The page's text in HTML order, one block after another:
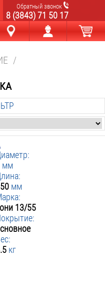
Обратный звонок
8 (3843) 71 50 17
/
р.
мм
мм
13/55
кг